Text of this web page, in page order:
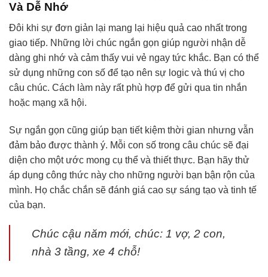
Và Dễ Nhớ
Đôi khi sự đơn giản lại mang lại hiệu quả cao nhất trong
giao tiếp. Những lời chúc ngắn gọn giúp người nhận dễ
dàng ghi nhớ và cảm thấy vui vẻ ngay tức khắc. Bạn có thể
sử dụng những con số để tạo nên sự logic và thú vị cho
câu chúc. Cách làm này rất phù hợp để gửi qua tin nhắn
hoặc mạng xã hội.
Sự ngắn gọn cũng giúp bạn tiết kiệm thời gian nhưng vẫn
đảm bảo được thành ý. Mỗi con số trong câu chúc sẽ đại
diện cho một ước mong cụ thể và thiết thực. Bạn hãy thử
áp dụng công thức này cho những người bạn bận rộn của
mình. Họ chắc chắn sẽ đánh giá cao sự sáng tạo và tinh tế
của bạn.
Chúc cậu năm mới, chúc: 1 vợ, 2 con,
nhà 3 tầng, xe 4 chỗ!